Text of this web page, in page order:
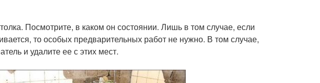
Посмотрите, в каком он состоянии. Лишь в том случае, если
то особых предварительных работ не нужно. В том случае,
и удалите ее с этих мест.